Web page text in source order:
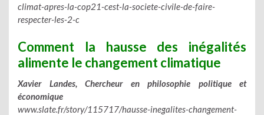
climat-apres-la-cop21-cest-la-societe-civile-de-faire-
respecter-les-2-c
Comment la hausse des inégalités
alimente le changement climatique
Xavier Landes, Chercheur en philosophie politique et
économique
www.slate.fr/story/115717/hausse-inegalites-changement-